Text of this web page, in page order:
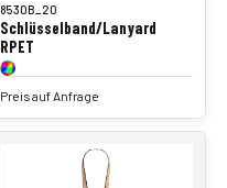
8530B_20
Schlüsselband/Lanyard
RPET
Preis auf Anfrage